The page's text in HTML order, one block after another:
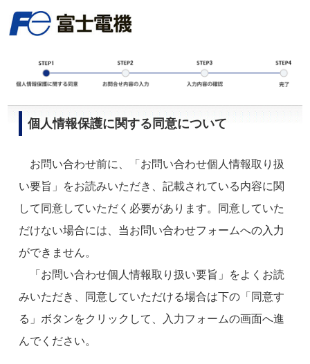
個人情報保護に関する同意について
お問い合わせ前に、「お問い合わせ個人情報取り扱
い要旨」をお読みいただき、記載されている内容に関
して同意していただく必要があります。同意していた
だけない場合には、当お問い合わせフォームへの入力
ができません。
「お問い合わせ個人情報取り扱い要旨」をよくお読
みいただき、同意していただける場合は下の「同意す
る」ボタンをクリックして、入力フォームの画面へ進
んでください。